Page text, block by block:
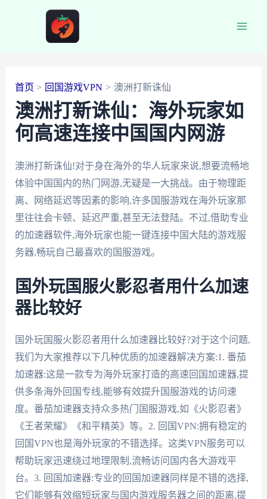
首页 回国游戏VPN 澳洲打新诛仙
澳洲打新诛仙：海外玩家如
何高速连接中国国内网游
澳洲打新诛仙!对于身在海外的华人玩家来说,想要流畅地
体验中国国内的热门网游,无疑是一大挑战。由于物理距
离、网络延迟等因素的影响,许多国服游戏在海外玩家那
里往往会卡顿、延迟严重,甚至无法登陆。不过,借助专业
的加速器软件,海外玩家也能一键连接中国大陆的游戏服
务器,畅玩自己最喜欢的国服游戏。
国外玩国服火影忍者用什么加速
器比较好
国外玩国服火影忍者用什么加速器比较好?对于这个问题,
我们为大家推荐以下几种优质的加速器解决方案:1. 番茄
加速器:这是一款专为海外玩家打造的高速回国加速器,提
供多条海外回国专线,能够有效提升国服游戏的访问速
度。番茄加速器支持众多热门国服游戏,如《火影忍者》
《王者荣耀》《和平精英》等。2. 回国VPN:拥有稳定的
回国VPN也是海外玩家的不错选择。这类VPN服务可以
帮助玩家迅速绕过地理限制,流畅访问国内各大游戏平
台。3. 回国加速器:专业的回国加速器同样是不错的选择,
它们能够有效缩短玩家与国内游戏服务器之间的距离,提